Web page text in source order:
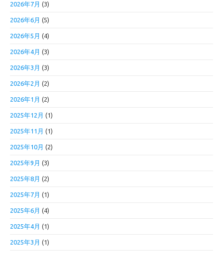
2026年7月 (3)
2026年6月 (5)
2026年5月 (4)
2026年4月 (3)
2026年3月 (3)
2026年2月 (2)
2026年1月 (2)
2025年12月 (1)
2025年11月 (1)
2025年10月 (2)
2025年9月 (3)
2025年8月 (2)
2025年7月 (1)
2025年6月 (4)
2025年4月 (1)
2025年3月 (1)